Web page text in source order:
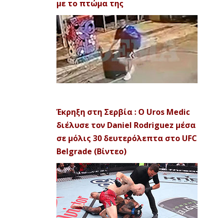
με το πτώμα της
Έκρηξη στη Σερβία : Ο Uros Medic
διέλυσε τον Daniel Rodriguez μέσα
σε μόλις 30 δευτερόλεπτα στο UFC
Belgrade (Βίντεο)